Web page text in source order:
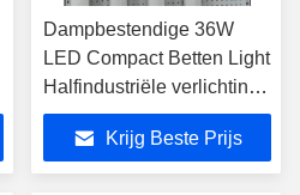
Dampbestendige 36W
LED Compact Betten Light
Halfindustriële verlichting
Triproof LED-licht
Krijg Beste Prijs